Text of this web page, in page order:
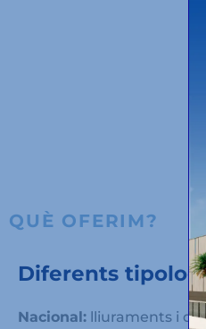
QUÈ OFERIM?
Diferents
Nacional: lliuraments i